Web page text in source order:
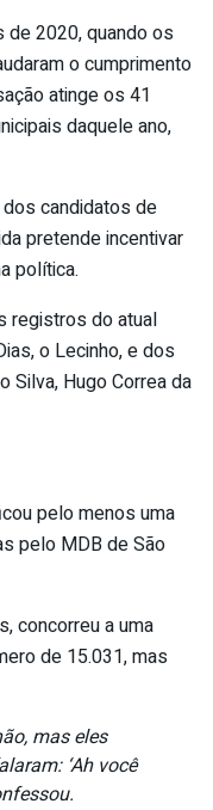
de 2020, quando os
o cumprimento
atinge os 41
daquele ano,
candidatos de
pretende incentivar
política.
registros do atual
o Lecinho, e dos
Silva, Hugo Correa da
pelo menos uma
pelo MDB de São
concorreu a uma
de 15.031, mas
mas eles
‘Ah você